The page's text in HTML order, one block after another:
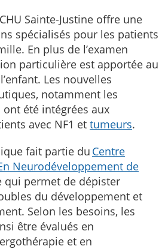
Sainte-Justine offre une
spécialisés pour les patients
En plus de l’examen
particulière est apportée au
Les nouvelles
notamment les
été intégrées aux
avec NF1 et tumeurs.
fait partie du Centre
Neurodéveloppement de
qui permet de dépister
du développement et
Selon les besoins, les
être évalués en
et en